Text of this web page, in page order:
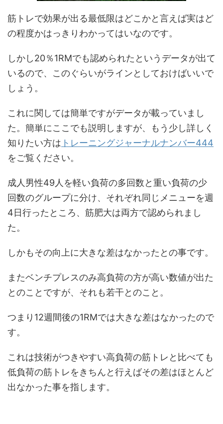
筋トレで効果が出る最低限はどこかと言えば実はど
の程度かはっきりわかってはいなのです。
しかし20％1RMでも認められたというデータが出て
いるので、このぐらいがラインとしておけばいいで
しょう。
これに関しては簡単ですがデータが載っていまし
た。簡単にここでも説明しますが、もう少し詳しく
知りたい方は トレーニングジャーナルナンバー444
をご覧ください。
成人男性49人を軽い負荷の多回数と重い負荷の少
回数のグループに分け、それぞれ同じメニューを週
4日行ったところ、筋肥大は両方で認められまし
た。
しかもその向上に大きな差はなかったとの事です。
またベンチプレスのみ高負荷の方が高い数値が出た
とのことですが、それも若干とのこと。
つまり12週間後の1RMでは大きな差はなかったので
す。
これは技術がつきやすい高負荷の筋トレと比べても
低負荷の筋トレをきちんと行えばその差はほとんど
出なかった事を指します。